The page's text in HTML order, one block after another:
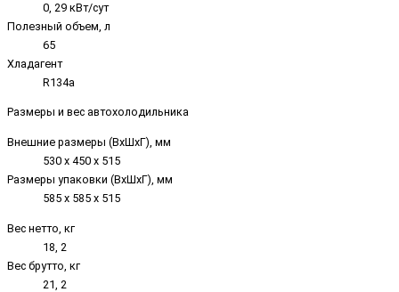
0, 29 кВт/сут
Полезный объем, л
65
Хладагент
R134a
Размеры и вес автохолодильника
Внешние размеры (ВхШхГ), мм
530 х 450 х 515
Размеры упаковки (ВxШxГ), мм
585 х 585 х 515
Вес нетто, кг
18, 2
Вес брутто, кг
21, 2